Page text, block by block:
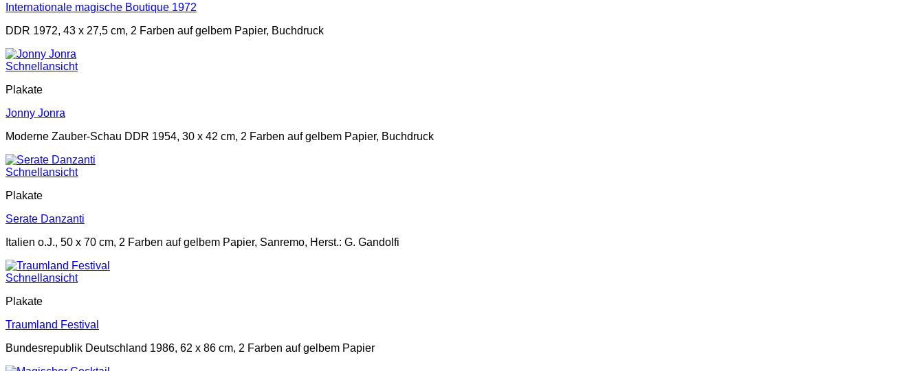
Internationale magische Boutique 1972
DDR 1972, 43 x 27,5 cm, 2 Farben auf gelbem Papier, Buchdruck
Schnellansicht
Plakate
Jonny Jonra
Moderne Zauber-Schau DDR 1954, 30 x 42 cm, 2 Farben auf gelbem Papier, Buchdruck
Schnellansicht
Plakate
Serate Danzanti
Italien o.J., 50 x 70 cm, 2 Farben auf gelbem Papier, Sanremo, Herst.: G. Gandolfi
Schnellansicht
Plakate
Traumland Festival
Bundesrepublik Deutschland 1986, 62 x 86 cm, 2 Farben auf gelbem Papier